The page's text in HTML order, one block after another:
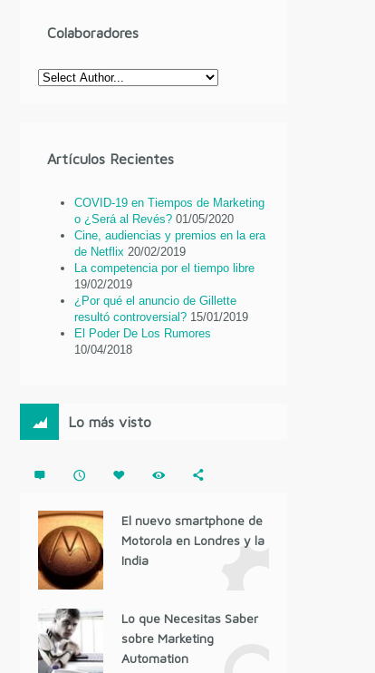
Colaboradores
Artículos Recientes
COVID-19 en Tiempos de Marketing
o ¿Será al Revés? 01/05/2020
Cine, audiencias y premios en la era
de Netflix 20/02/2019
La competencia por el tiempo libre
19/02/2019
¿Por qué el anuncio de Gillette
resultó controversial? 15/01/2019
El Poder De Los Rumores
10/04/2018
Lo más visto
El nuevo smartphone de
Motorola en Londres y la
India
Lo que Necesitas Saber
sobre Marketing
Automation